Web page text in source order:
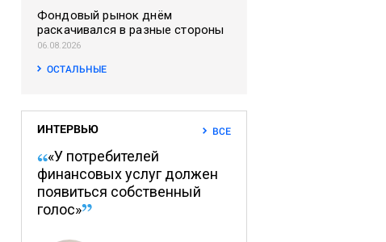
Фондовый рынок днём
раскачивался в разные стороны
06.08.2026
ОСТАЛЬНЫЕ
ИНТЕРВЬЮ ВСЕ
«У потребителей
финансовых услуг должен
появиться собственный
голос»